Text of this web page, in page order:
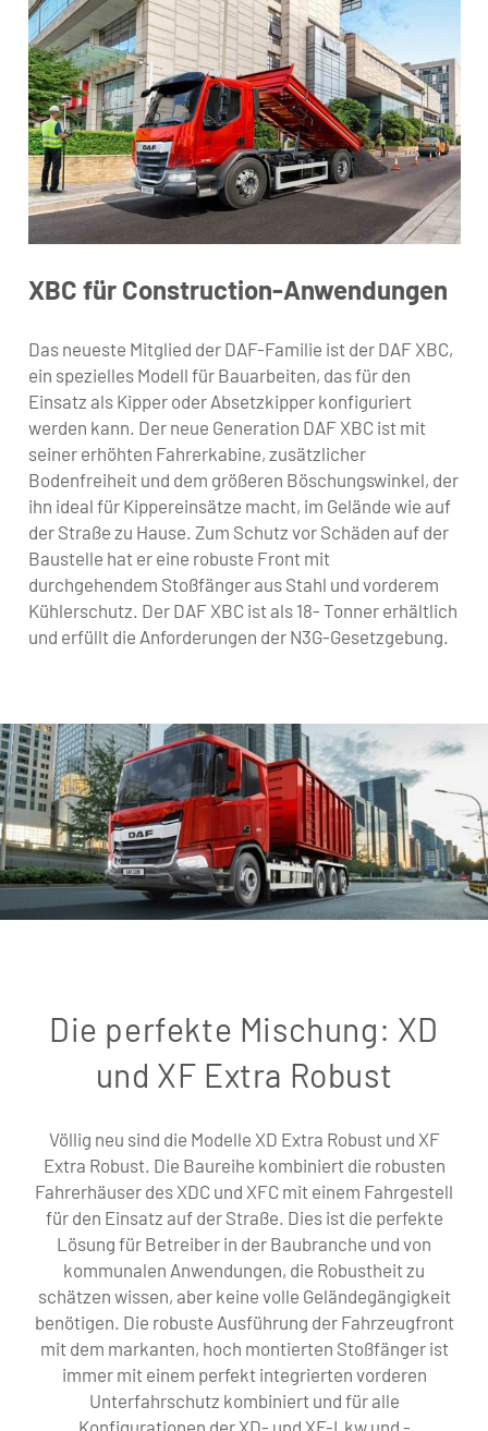
XBC für Construction-Anwendungen
Das neueste Mitglied der DAF-Familie ist der DAF XBC,
ein spezielles Modell für Bauarbeiten, das für den
Einsatz als Kipper oder Absetzkipper konfiguriert
werden kann. Der neue Generation DAF XBC ist mit
seiner erhöhten Fahrerkabine, zusätzlicher
Bodenfreiheit und dem größeren Böschungswinkel, der
ihn ideal für Kippereinsätze macht, im Gelände wie auf
der Straße zu Hause. Zum Schutz vor Schäden auf der
Baustelle hat er eine robuste Front mit
durchgehendem Stoßfänger aus Stahl und vorderem
Kühlerschutz. Der DAF XBC ist als 18- Tonner erhältlich
und erfüllt die Anforderungen der N3G-Gesetzgebung.
Die perfekte Mischung: XD
und XF Extra Robust
Völlig neu sind die Modelle XD Extra Robust und XF
Extra Robust. Die Baureihe kombiniert die robusten
Fahrerhäuser des XDC und XFC mit einem Fahrgestell
für den Einsatz auf der Straße. Dies ist die perfekte
Lösung für Betreiber in der Baubranche und von
kommunalen Anwendungen, die Robustheit zu
schätzen wissen, aber keine volle Geländegängigkeit
benötigen. Die robuste Ausführung der Fahrzeugfront
mit dem markanten, hoch montierten Stoßfänger ist
immer mit einem perfekt integrierten vorderen
Unterfahrschutz kombiniert und für alle
Konfigurationen der XD- und XF-Lkw und -